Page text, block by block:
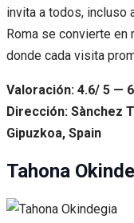
invita a todos, incluso
Roma se convierte en
donde cada visita
Valoración: 4.6/ 5 —
Dirección: Sànchez
Gipuzkoa, Spain
Tahona